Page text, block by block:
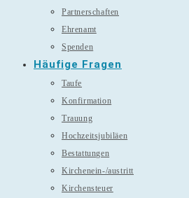
Partnerschaften
Ehrenamt
Spenden
Häufige Fragen
Taufe
Konfirmation
Trauung
Hochzeitsjubiläen
Bestattungen
Kirchenein-/austritt
Kirchensteuer